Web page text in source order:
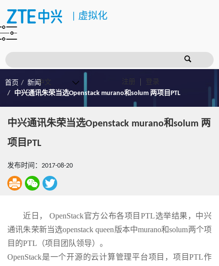
虚拟化
注册 登录
首页
新闻
中兴通讯朱荣当选Openstack murano和solum 两项目PTL
中兴通讯朱荣当选Openstack murano和solum 两
项目PTL
发布时间：2017-08-20
近日， OpenStack官方公布各项目PTL选举结果，中兴
通讯朱荣新当选openstack queen版本中murano和solum两个项
目的PTL（项目团队领导）。
OpenStack是一个开源的云计算管理平台项目，项目PTL作